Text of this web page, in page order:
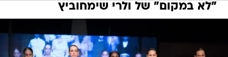
"לא במקום" של ולרי שימחוביץ